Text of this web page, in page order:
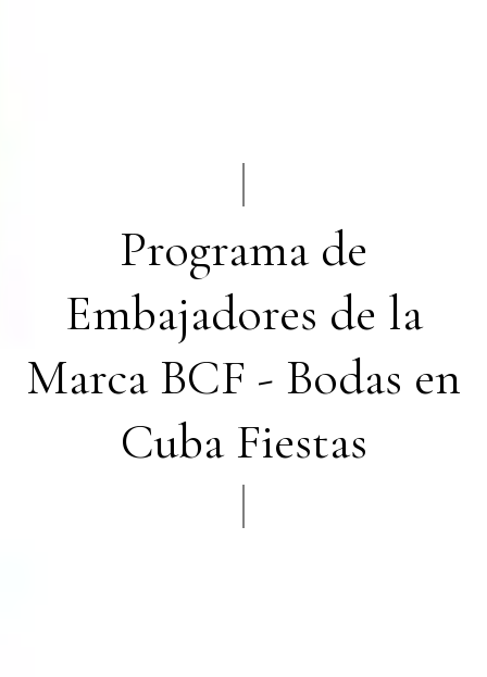
Programa de
Embajadores de la
Marca BCF - Bodas en
Cuba Fiestas